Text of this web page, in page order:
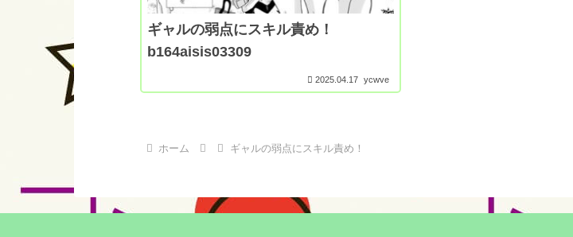
ギャルの弱点にスキル責め！
b164aisis03309
2025.04.17 ycwve
ホーム ギャルの弱点にスキル責め！